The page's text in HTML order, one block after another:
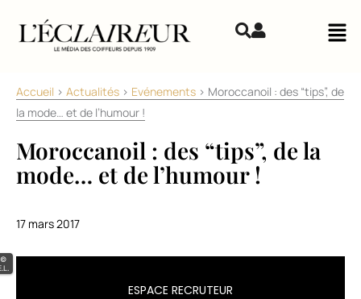
Accueil > Actualités > Evénements > Moroccanoil : des “tips”, de
la mode… et de l’humour !
Moroccanoil : des “tips”, de la
mode… et de l’humour !
17 mars 2017
©
ESPACE RECRUTEUR